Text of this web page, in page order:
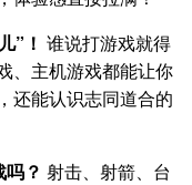
”！ 谁说打游戏就得
、主机游戏都能让你
还能认识志同道合的
？ 射击、射箭、台